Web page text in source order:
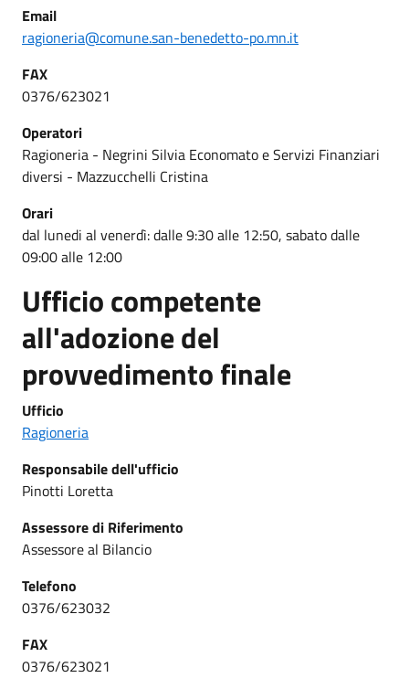
Email
ragioneria@comune.san-benedetto-po.mn.it
FAX
0376/623021
Operatori
Ragioneria - Negrini Silvia Economato e Servizi Finanziari
diversi - Mazzucchelli Cristina
Orari
dal lunedi al venerdì: dalle 9:30 alle 12:50, sabato dalle
09:00 alle 12:00
Ufficio competente
all'adozione del
provvedimento finale
Ufficio
Ragioneria
Responsabile dell'ufficio
Pinotti Loretta
Assessore di Riferimento
Assessore al Bilancio
Telefono
0376/623032
FAX
0376/623021